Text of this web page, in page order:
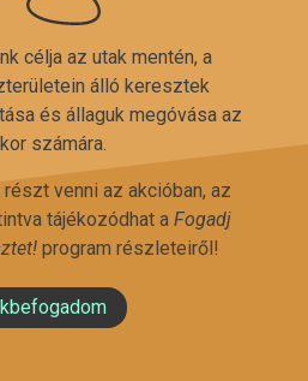
célja az utak mentén, a
álló keresztek
és állaguk megóvása az
számára.
venni az akcióban, az
tájékozódhat a Fogadj
program részleteiről!